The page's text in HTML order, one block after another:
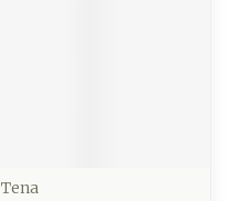
Tena